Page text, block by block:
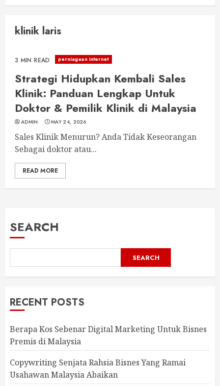
klinik laris
3 MIN READ perniagaan internet
Strategi Hidupkan Kembali Sales
Klinik: Panduan Lengkap Untuk
Doktor & Pemilik Klinik di Malaysia
ADMIN MAY 24, 2026
Sales Klinik Menurun? Anda Tidak Keseorangan
Sebagai doktor atau...
READ MORE
SEARCH
SEARCH
RECENT POSTS
Berapa Kos Sebenar Digital Marketing Untuk Bisnes
Premis di Malaysia
Copywriting Senjata Rahsia Bisnes Yang Ramai
Usahawan Malaysia Abaikan